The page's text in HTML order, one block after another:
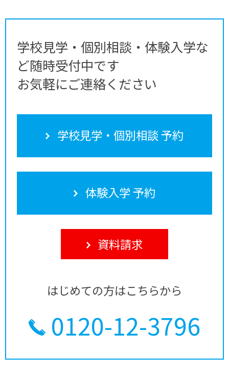
学校見学・個別相談・体験入学な
ど随時受付中です
お気軽にご連絡ください
学校見学・個別相談 予約
体験入学 予約
資料請求
はじめての方はこちらから
0120-12-3796